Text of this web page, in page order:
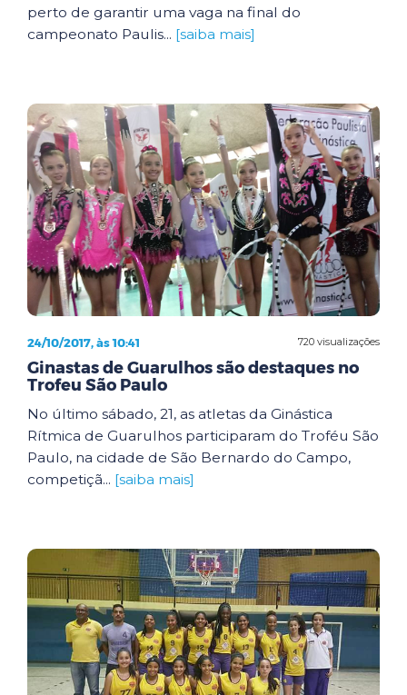
perto de garantir uma vaga na final do
campeonato Paulis... [saiba mais]
720 visualizações
24/10/2017, às 10:41
Ginastas de Guarulhos são destaques no
Trofeu São Paulo
No último sábado, 21, as atletas da Ginástica
Rítmica de Guarulhos participaram do Troféu São
Paulo, na cidade de São Bernardo do Campo,
competiçã... [saiba mais]